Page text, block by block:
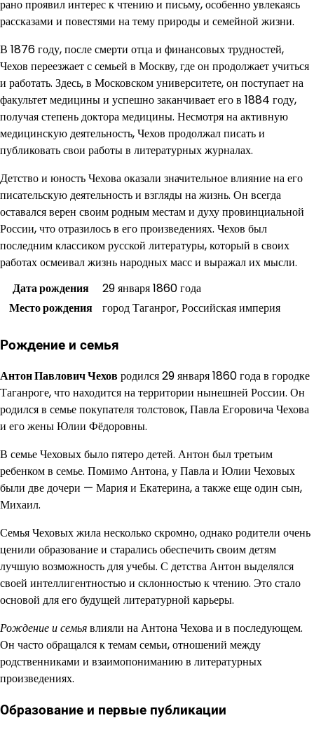
рано проявил интерес к чтению и письму, особенно увлекаясь
рассказами и повестями на тему природы и семейной жизни.
В 1876 году, после смерти отца и финансовых трудностей,
Чехов переезжает с семьей в Москву, где он продолжает учиться
и работать. Здесь, в Московском университете, он поступает на
факультет медицины и успешно заканчивает его в 1884 году,
получая степень доктора медицины. Несмотря на активную
медицинскую деятельность, Чехов продолжал писать и
публиковать свои работы в литературных журналах.
Детство и юность Чехова оказали значительное влияние на его
писательскую деятельность и взгляды на жизнь. Он всегда
оставался верен своим родным местам и духу провинциальной
России, что отразилось в его произведениях. Чехов был
последним классиком русской литературы, который в своих
работах осмеивал жизнь народных масс и выражал их мысли.
Дата рождения
29 января 1860 года
Место рождения
город Таганрог, Российская империя
Рождение и семья
Антон Павлович Чеховродился 29 января 1860 года в городке
Таганроге, что находится на территории нынешней России. Он
родился в семье покупателя толстовок, Павла Егоровича Чехова
и его жены Юлии Фёдоровны.
В семье Чеховых было пятеро детей. Антон был третьим
ребенком в семье. Помимо Антона, у Павла и Юлии Чеховых
были две дочери — Мария и Екатерина, а также еще один сын,
Михаил.
Семья Чеховых жила несколько скромно, однако родители очень
ценили образование и старались обеспечить своим детям
лучшую возможность для учебы. С детства Антон выделялся
своей интеллигентностью и склонностью к чтению. Это стало
основой для его будущей литературной карьеры.
Рождение и семьявлияли на Антона Чехова и в последующем.
Он часто обращался к темам семьи, отношений между
родственниками и взаимопониманию в литературных
произведениях.
Образование и первые публикации